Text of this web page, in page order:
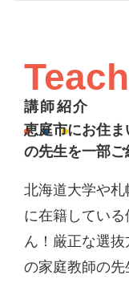
講師紹介
恵庭市にお住
の先生を一部ご
北海道大学や
に在籍してい
ん！厳正な選
の家庭教師の先